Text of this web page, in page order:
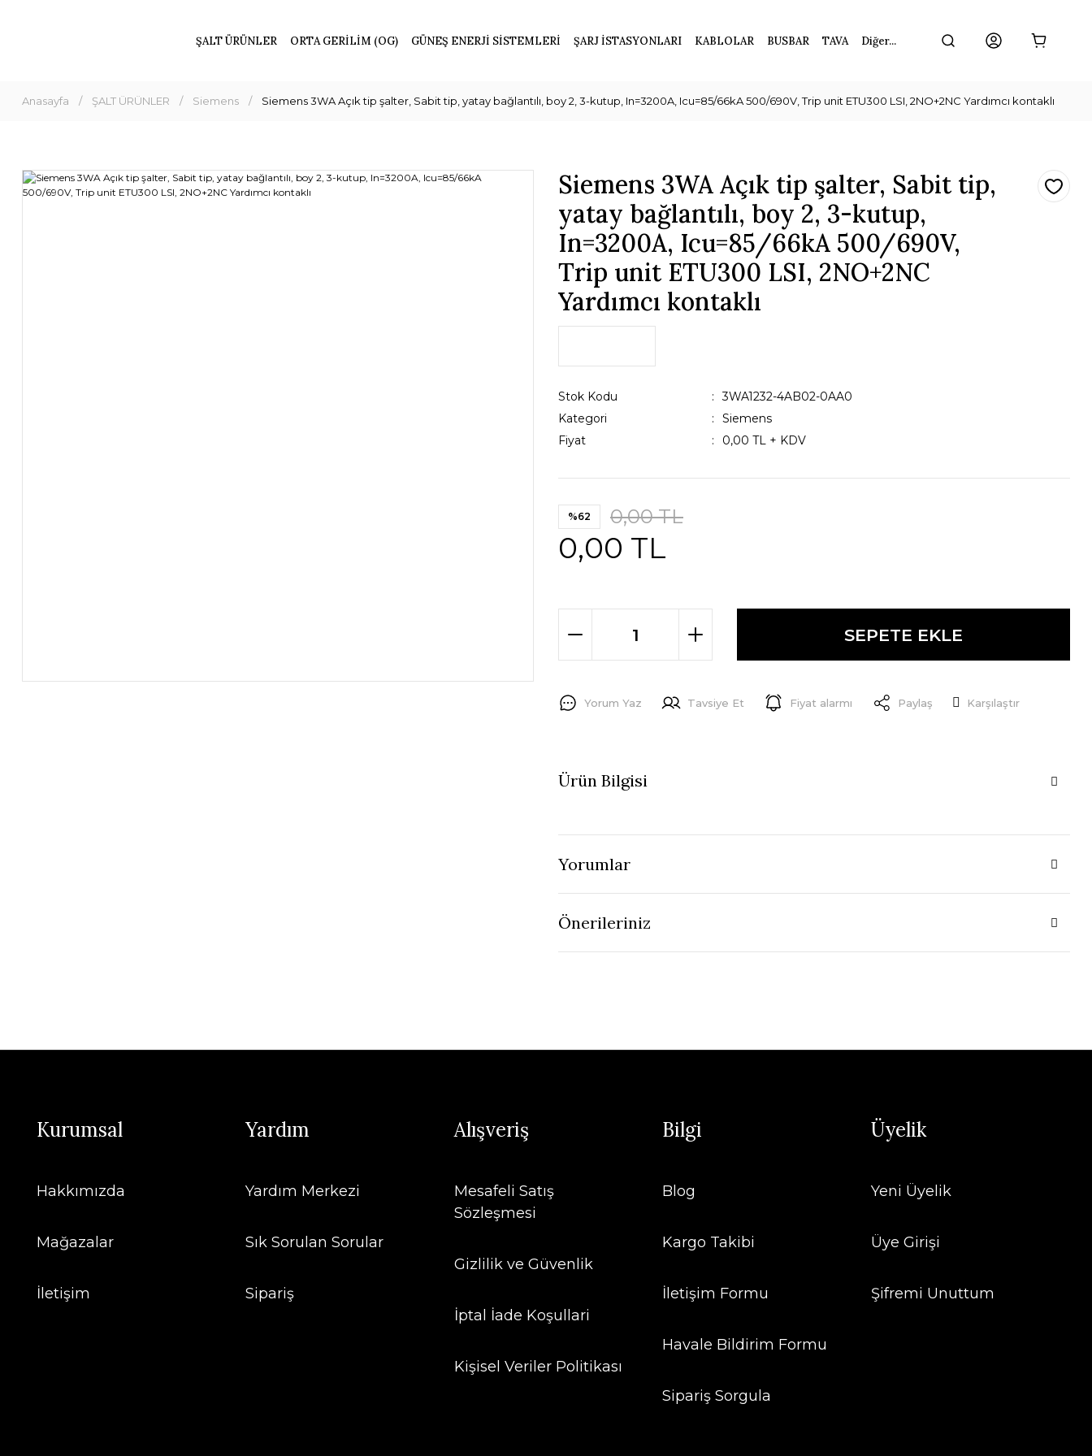
ŞALT ÜRÜNLER ORTA GERİLİM (OG) GÜNEŞ ENERJİ SİSTEMLERİ ŞARJ İSTASYONLARI KABLOLAR BUSBAR TAVA Diğer...
Anasayfa ŞALT ÜRÜNLER Siemens Siemens 3WA Açık tip şalter, Sabit tip, yatay bağlantılı, boy 2, 3-kutup, In=3200A, Icu=85/66kA 500/690V, Trip unit ETU300 LSI, 2NO+2NC Yardımcı kontaklı
Siemens 3WA Açık tip şalter, Sabit tip,
yatay bağlantılı, boy 2, 3-kutup,
In=3200A, Icu=85/66kA 500/690V,
Trip unit ETU300 LSI, 2NO+2NC
Yardımcı kontaklı
Stok Kodu
3WA1232-4AB02-0AA0
Kategori
Siemens
Fiyat
0,00 TL + KDV
%62 0,00 TL
0,00 TL
SEPETE EKLE
Yorum Yaz Tavsiye Et Fiyat alarmı Paylaş Karşılaştır
Ürün Bilgisi
Yorumlar
Önerileriniz
Kurumsal
Hakkımızda
Mağazalar
İletişim
Yardım
Yardım Merkezi
Sık Sorulan Sorular
Sipariş
Alışveriş
Mesafeli Satış
Sözleşmesi
Gizlilik ve Güvenlik
İptal İade Koşullari
Kişisel Veriler Politikası
Bilgi
Blog
Kargo Takibi
İletişim Formu
Havale Bildirim Formu
Sipariş Sorgula
Üyelik
Yeni Üyelik
Üye Girişi
Şifremi Unuttum